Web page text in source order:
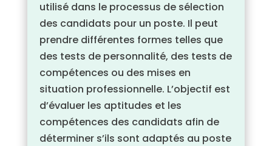
utilisé dans le processus de sélection
des candidats pour un poste. Il peut
prendre différentes formes telles que
des tests de personnalité, des tests de
compétences ou des mises en
situation professionnelle. L’objectif est
d’évaluer les aptitudes et les
compétences des candidats afin de
déterminer s’ils sont adaptés au poste